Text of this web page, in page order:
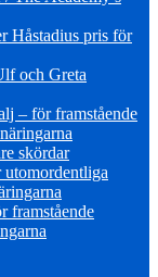
Håstadius pris för
och Greta
– för framstående
skördar
framstående